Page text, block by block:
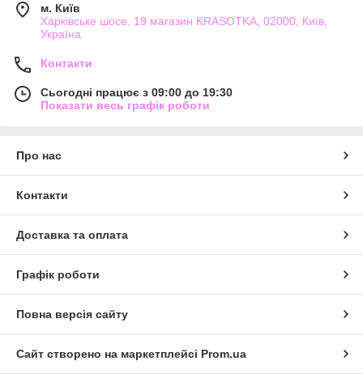
м. Київ
Харківське шосе, 19 магазин KRASOTKA, 02000, Київ,
Україна
Контакти
Сьогодні працює з 09:00 до 19:30
Показати весь графік роботи
Про нас
Контакти
Доставка та оплата
Графік роботи
Повна версія сайту
Сайт створено на маркетплейсі Prom.ua